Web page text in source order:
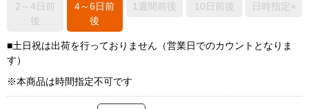
2～4日前
後
4～6日前
後
1週間前後 10日前後 日時指定×
■土日祝は出荷を行っておりません（営業日でのカウントとなりま
す）
※本商品は時間指定不可です